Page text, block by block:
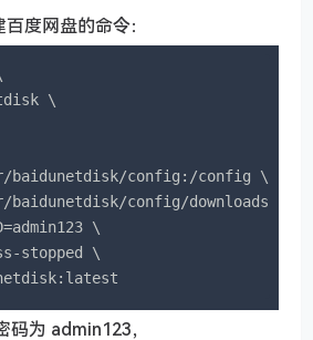
度网盘的命令：
\
baidunetdisk/config:/config \
baidunetdisk/config/downloads:/
\
stopped \
为 admin123，